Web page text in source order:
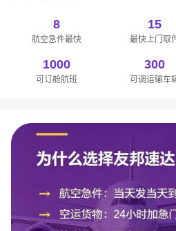
8
航空急件最快
15
最快上门取
1000
可订舱航班
300
可调运输车